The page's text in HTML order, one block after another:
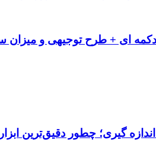
دکمه ای + طرح توجیهی و میزان
گیری؛ چطور دقیق‌ترین